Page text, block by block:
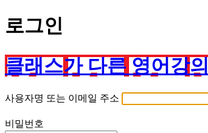
로그인
클래스가 다른 영어강의
사용자명 또는 이메일 주소
비밀번호